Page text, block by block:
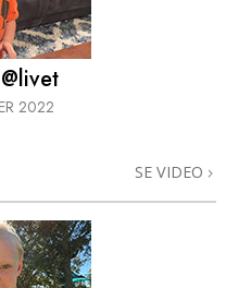
2022
SE VIDEO